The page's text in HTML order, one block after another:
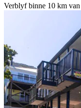
Verblyf binne 10 km